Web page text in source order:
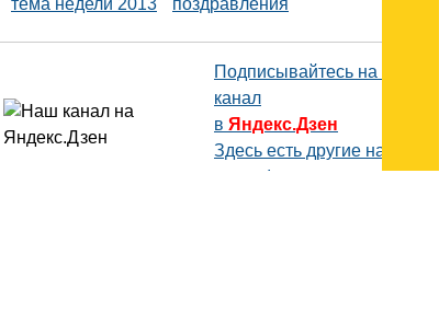
тема недели 2013
поздравления
Подписывайтесь на наш
канал
в Яндекс.Дзен
Здесь есть другие наши
статьи!